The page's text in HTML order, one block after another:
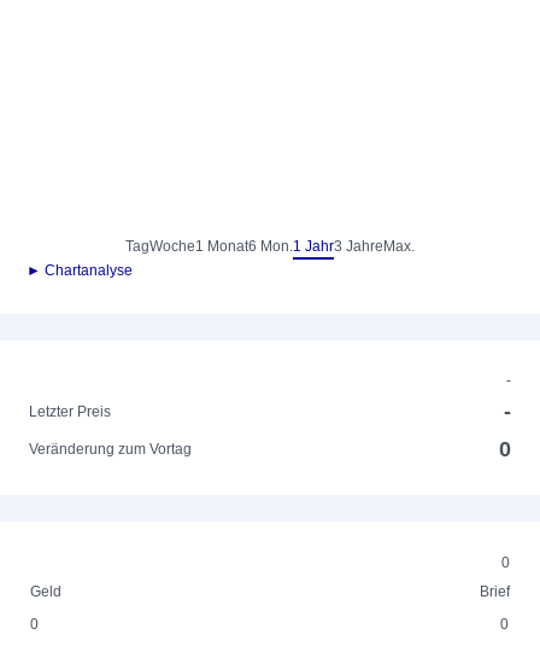
TagWoche1 Monat6 Mon.1 Jahr3 Jahre Max.
► Chartanalyse
-
Letzter Preis
-
Veränderung zum Vortag 0
0
Geld
Brief
0
0